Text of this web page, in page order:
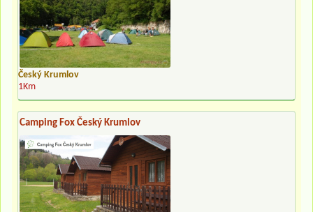
Český Krumlov
1Km
Camping Fox Český Krumlov